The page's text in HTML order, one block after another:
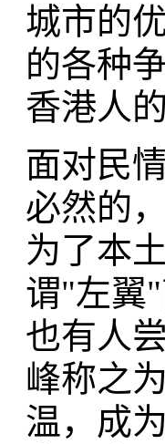
城市的
的各种
香港人
面对民
必然的
为了本
谓"左翼
也有人
峰称之
温，成